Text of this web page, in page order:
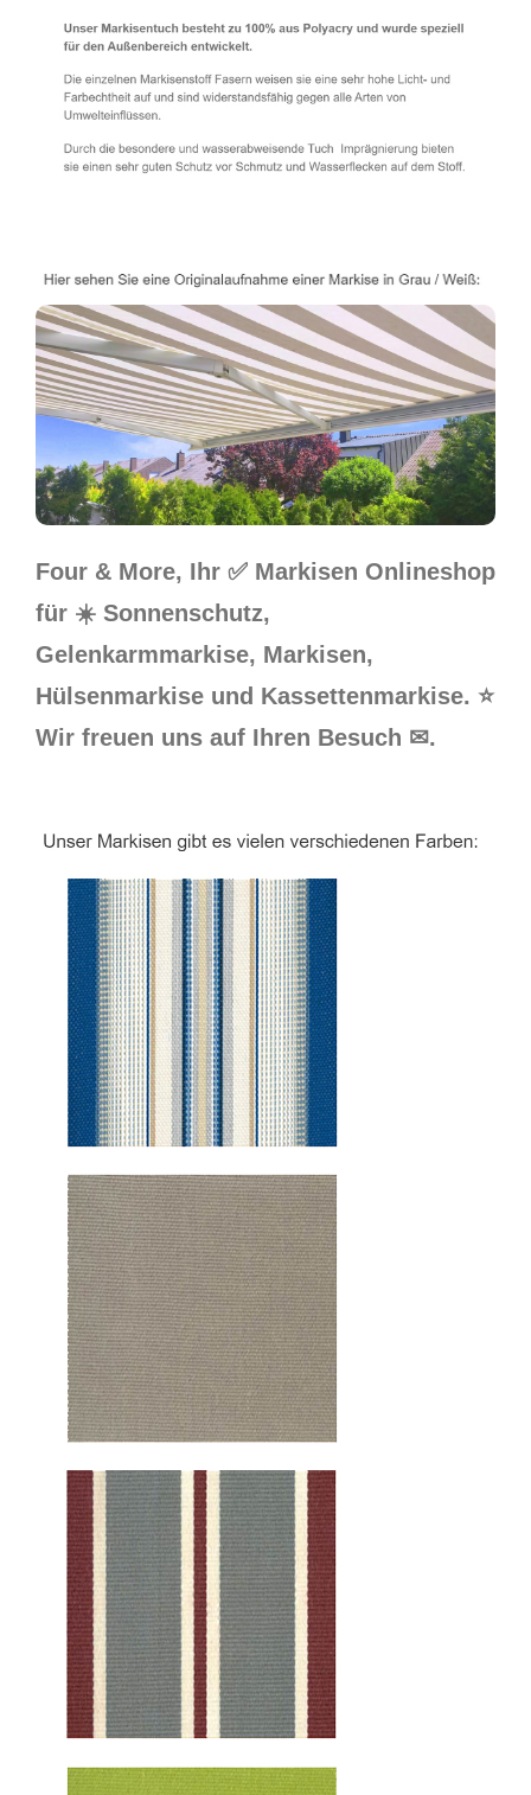
Four & More, Ihr ✅ Markisen Onlineshop
für ☀️ Sonnenschutz,
Gelenkarmmarkise, Markisen,
Hülsenmarkise und Kassettenmarkise. ⭐
Wir freuen uns auf Ihren Besuch ✉.